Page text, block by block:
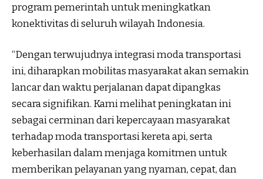
program pemerintah untuk meningkatkan
konektivitas di seluruh wilayah Indonesia.
“Dengan terwujudnya integrasi moda transportasi
ini, diharapkan mobilitas masyarakat akan semakin
lancar dan waktu perjalanan dapat dipangkas
secara signifikan. Kami melihat peningkatan ini
sebagai cerminan dari kepercayaan masyarakat
terhadap moda transportasi kereta api, serta
keberhasilan dalam menjaga komitmen untuk
memberikan pelayanan yang nyaman, cepat, dan